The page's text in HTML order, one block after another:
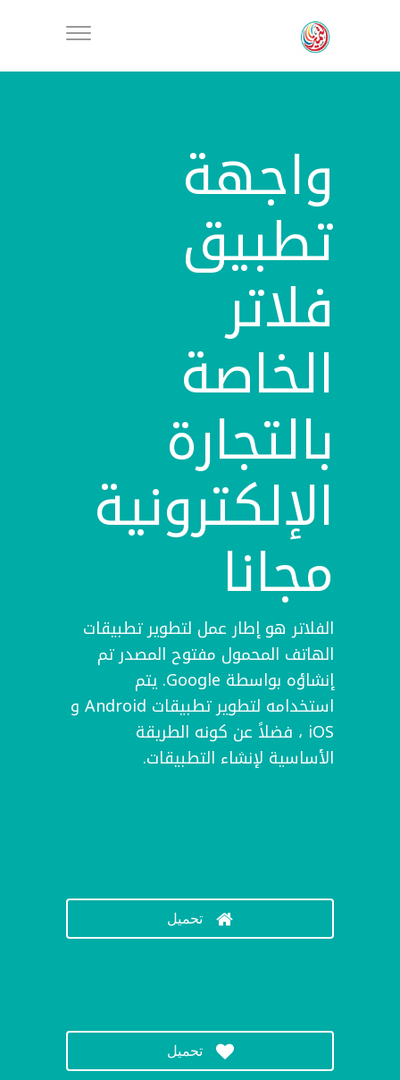
واجهة
تطبيق
فلاتر
الخاصة
بالتجارة
الإلكترونية
مجانا
الفلاترهو إطار عمل لتطوير تطبيقات
الهاتف المحمول مفتوح المصدر تم
إنشاؤه بواسطة Google. يتم
استخدامه لتطوير تطبيقات Android و
iOS ، فضلاً عن كونه الطريقة
الأساسية لإنشاء التطبيقات.
 تحميل
 تحميل